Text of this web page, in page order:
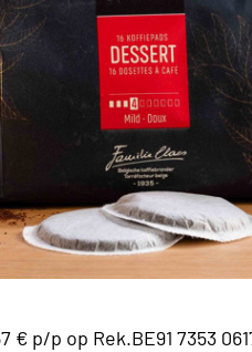
p/p op Rek.BE91 7353